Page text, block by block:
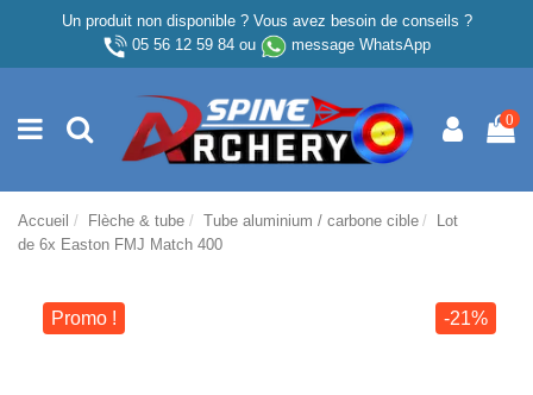
Un produit non disponible ? Vous avez besoin de conseils ?
05 56 12 59 84ou message WhatsApp
0
Accueil Flèche & tube Tube aluminium / carbone cible
Lot
de 6x Easton FMJ Match 400
Promo ! -21%